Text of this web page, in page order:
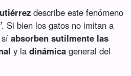
describe este fenómeno
. Si bien los gatos no imitan a
síabsorben sutilmente las
y ladinámica general del